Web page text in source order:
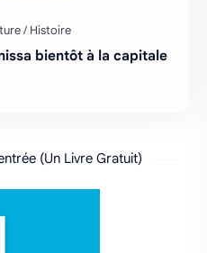
bientôt à la capitale
(Un Livre Gratuit)